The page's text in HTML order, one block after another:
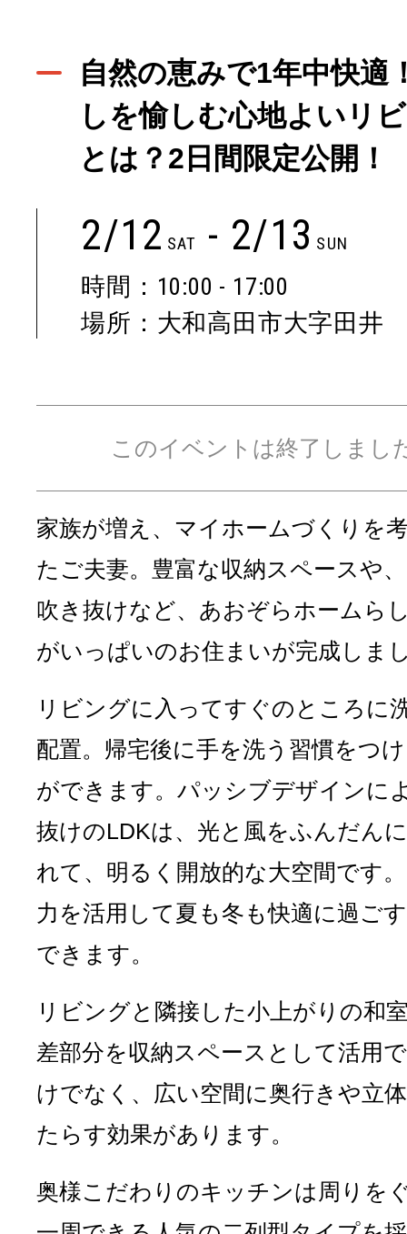
自然の恵みで1年中快適
しを愉しむ心地よいリ
とは？2日間限定公開！
2/12 SAT - 2/13 SUN
時間：10:00 - 17:00
場所：大和高田市大字田井
このイベントは終了しまし
家族が増え、マイホームづくりを
たご夫妻。豊富な収納スペースや
吹き抜けなど、あおぞらホームら
がいっぱいのお住まいが完成しま
リビングに入ってすぐのところに
配置。帰宅後に手を洗う習慣をつ
ができます。パッシブデザインに
抜けのLDKは、光と風をふんだん
れて、明るく開放的な大空間です
力を活用して夏も冬も快適に過ご
できます。
リビングと隣接した小上がりの和
差部分を収納スペースとして活用
けでなく、広い空間に奥行きや立
たらす効果があります。
奥様こだわりのキッチンは周りを